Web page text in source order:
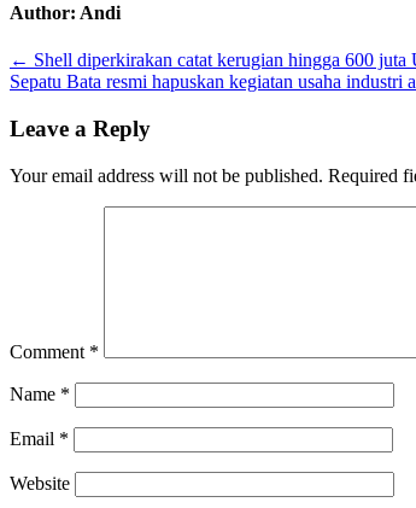
Author: Andi
Post
navigation
← Shell diperkirakan catat kerugian hingga 600 juta
Sepatu Bata resmi hapuskan kegiatan usaha industri
Leave a Reply
Your email address will not be published. Required
Comment *
Name *
Email *
Website